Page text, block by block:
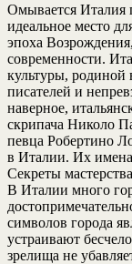
Омывается Италия
идеальное место
эпоха
современности.
культуры, родиной
писателей и
наверное,
скрипача Николо
певца Робертино
в Италии. Их
Секреты
В Италии много
символов города
устраивают
зрелища не